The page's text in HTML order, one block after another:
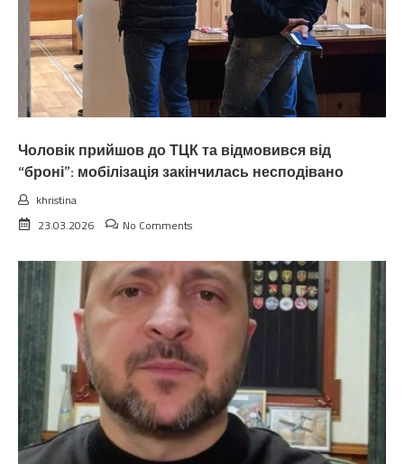
Чоловік прийшов до ТЦК та відмовився від
“броні”: мобілізація закінчилась несподівано
khristina
23.03.2026
No Comments